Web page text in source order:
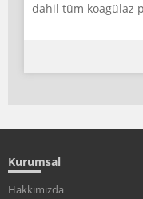
dahil tüm koagülaz
Kurumsal
Hakkımızda